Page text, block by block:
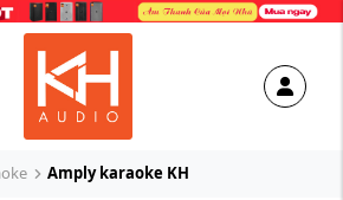
Amply karaoke KH